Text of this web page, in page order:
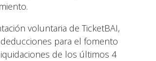
voluntaria de TicketBAI,
para el fomento
de los últimos 4